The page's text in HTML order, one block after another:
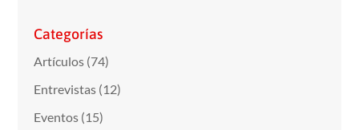
Categorías
Artículos (74)
Entrevistas (12)
Eventos (15)